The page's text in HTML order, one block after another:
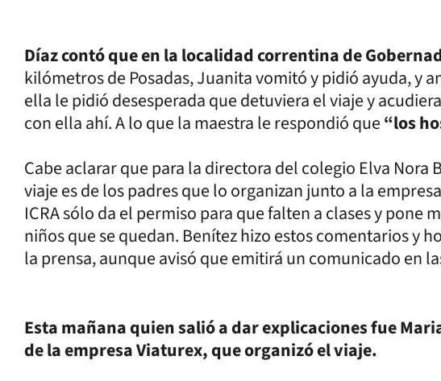
Díaz contó que en la localidad correntina de
kilómetros de Posadas, Juanita vomitó y pidió ayuda, y
ella le pidió desesperada que detuviera el viaje y
con ella ahí. A lo que la maestra le respondió que“los
Cabe aclarar que para la directora del colegio Elva Nora
viaje es de los padres que lo organizan junto a la
ICRA sólo da el permiso para que falten a clases y pone
niños que se quedan. Benítez hizo estos comentarios y
la prensa, aunque avisó que emitirá un comunicado en
Esta mañana quien salió a dar explicaciones fue
de la empresa Viaturex, que organizó el viaje.